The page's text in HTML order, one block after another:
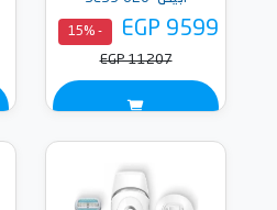
EGP 9599
- 15%
EGP 11207